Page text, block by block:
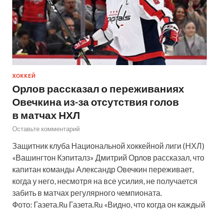
ХОККЕЙ
Орлов рассказал о переживаниях
Овечкина из-за отсутствия голов
в матчах НХЛ
Оставьте комментарий
Защитник клуба Национальной хоккейной лиги (НХЛ)
«Вашингтон Кэпиталз» Дмитрий Орлов рассказал, что
капитан команды Александр Овечкин переживает,
когда у него, несмотря на все усилия, не получается
забить в матчах регулярного чемпионата.
Фото: Газета.Ru Газета.Ru «Видно, что когда он каждый